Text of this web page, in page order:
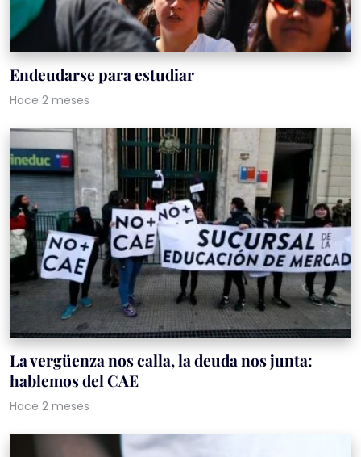
Endeudarse para estudiar
Hace 2 meses
La vergüenza nos calla, la deuda nos junta:
hablemos del CAE
Hace 2 meses